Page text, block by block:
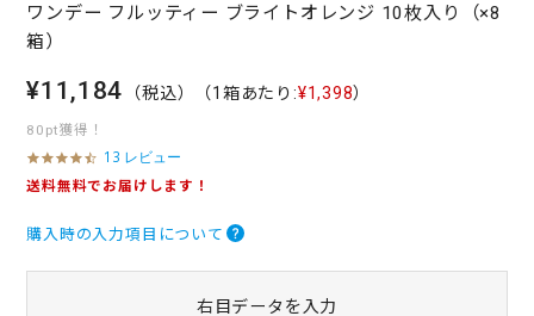
ワンデー フルッティー ブライトオレンジ 10枚入り（×8
箱）
¥11,184 （税込） （1箱あたり:¥1,398）
80pt獲得！
4
.
t
13 レビュー
送料無料でお届けします！
購入時の入力項目について
右目データを入力